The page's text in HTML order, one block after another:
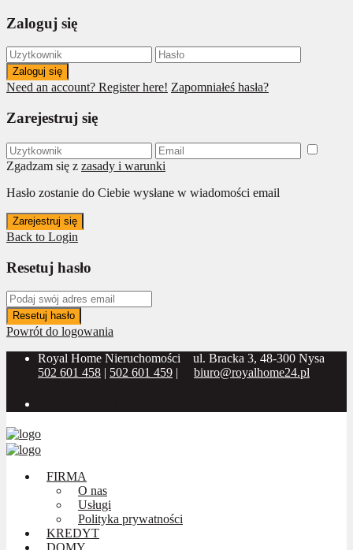
Zaloguj się
Zaloguj się
Need an account? Register here! Zapomniałeś hasła?
Zarejestruj się
Zgadzam się z zasady i warunki
Hasło zostanie do Ciebie wysłane w wiadomości email
Zarejestruj się
Back to Login
Resetuj hasło
Resetuj hasło
Powrót do logowania
Royal Home Nieruchomości
ul. Bracka 3, 48-300 Nysa
502 601 458 | 502 601 459 | biuro@royalhome24.pl
FIRMA
O nas
Usługi
Polityka prywatności
KREDYT
DOMY